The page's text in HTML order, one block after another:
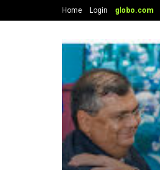
Home Login globo.com